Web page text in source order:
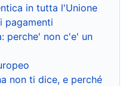
in tutta l'Unione
pagamenti
perche' non c'e' un
non ti dice, e perché